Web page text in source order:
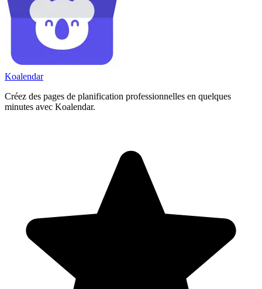
Koalendar
Créez des pages de planification professionnelles en quelques
minutes avec Koalendar.